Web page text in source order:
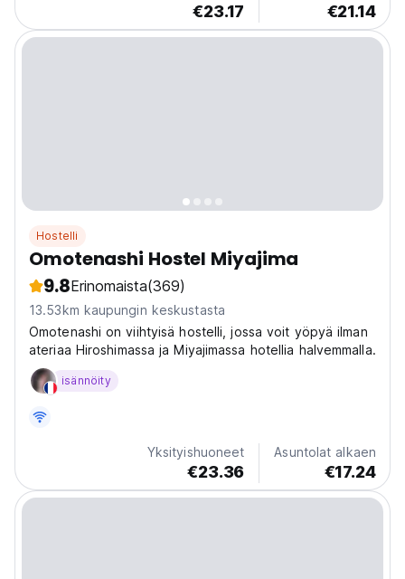
€23.17 €21.14
Hostelli
Omotenashi Hostel Miyajima
9.8Erinomaista(369)
13.53km kaupungin keskustasta
Omotenashi on viihtyisä hostelli, jossa voit yöpyä ilman
ateriaa Hiroshimassa ja Miyajimassa hotellia halvemmalla.
isännöity
Yksityishuoneet
€23.36
Asuntolat alkaen
€17.24